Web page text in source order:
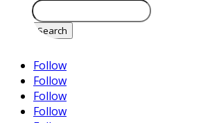
Follow
Follow
Follow
Follow